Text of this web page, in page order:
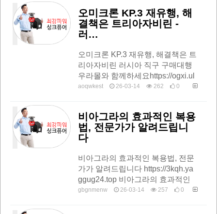
오미크론 KP.3 재유행, 해
결책은 트리아자비린 -
러…
오미크론 KP.3 재유행, 해결책은 트
리아자비린 러시아 직구 구매대행
우라몰와 함께하세요https://ogxi.ul
ag9.top #코로나바이러스 #오미크
aoqwkest 26-03-14 262 0
비아그라의 효과적인 복용
법, 전문가가 알려드립니
다
비아그라의 효과적인 복용법, 전문
가가 알려드립니다 https://3kqh.ya
ggug24.top 비아그라의 효과적인
복용법, 전문가가 알려드립니다발
gbgnmenw 26-03-14 257 0